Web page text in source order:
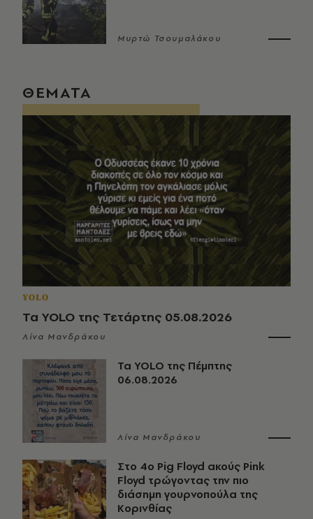
Μυρτώ Τσουμαλάκου
ΘΕΜΑΤΑ
YOLO
Τα YOLO της Τετάρτης 05.08.2026
Λίνα Μανδράκου
Τα YOLO της Πέμπτης
06.08.2026
Λίνα Μανδράκου
Στο 4ο Pig Floyd ακούς Pink
Floyd τρώγοντας την πιο
διάσημη γουρνοπούλα της
Κορινθίας